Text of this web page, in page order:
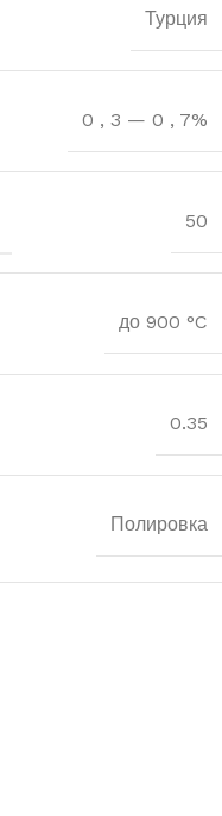
Турция
0 , 3 — 0 , 7%
50
до 900 °C
0.35
Полировка